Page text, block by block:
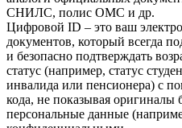
СНИЛС, полис ОМС и др.
Цифровой ID – это ваш
документов, который всегда
и безопасно подтверждать
статус (например, статус
инвалида или пенсионера) с
кода, не показывая
персональные данные